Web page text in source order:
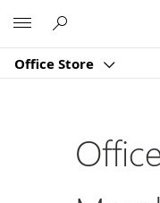
Office Store